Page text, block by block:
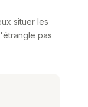
situer les
pas